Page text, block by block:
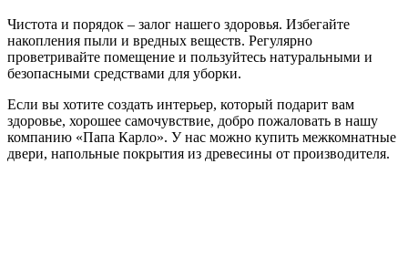
Чистота и порядок – залог нашего здоровья. Избегайте
накопления пыли и вредных веществ. Регулярно
проветривайте помещение и пользуйтесь натуральными и
безопасными средствами для уборки.
Если вы хотите создать интерьер, который подарит вам
здоровье, хорошее самочувствие, добро пожаловать в нашу
компанию «Папа Карло». У нас можно купить межкомнатные
двери, напольные покрытия из древесины от производителя.